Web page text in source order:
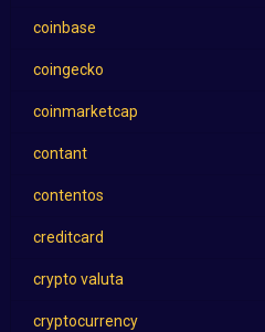
coinbase
coingecko
coinmarketcap
contant
contentos
creditcard
crypto valuta
cryptocurrency